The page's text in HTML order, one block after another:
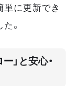
単に更新でき
。
」と安心・